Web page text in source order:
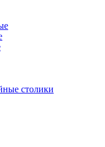
столики